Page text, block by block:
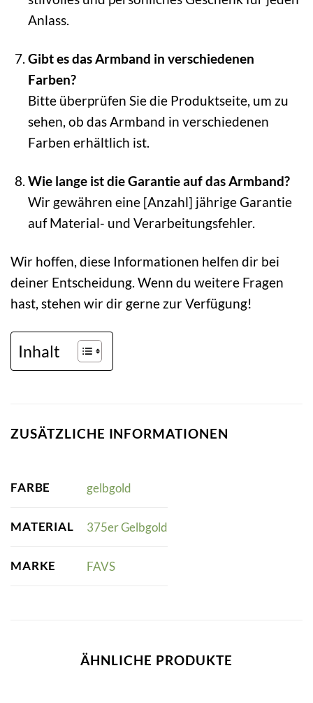
Anlass.
Gibt es das Armband in verschiedenen
Farben?
Bitte überprüfen Sie die Produktseite, um zu
sehen, ob das Armband in verschiedenen
Farben erhältlich ist.
Wie lange ist die Garantie auf das Armband?
Wir gewähren eine [Anzahl] jährige Garantie
auf Material- und Verarbeitungsfehler.
Wir hoffen, diese Informationen helfen dir bei
deiner Entscheidung. Wenn du weitere Fragen
hast, stehen wir dir gerne zur Verfügung!
Inhalt
ZUSÄTZLICHE INFORMATIONEN
FARBE gelbgold
MATERIAL 375er Gelbgold
MARKE FAVS
ÄHNLICHE PRODUKTE